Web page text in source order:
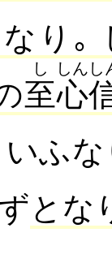
り｡
至
し
心
しん し
いふな
とな